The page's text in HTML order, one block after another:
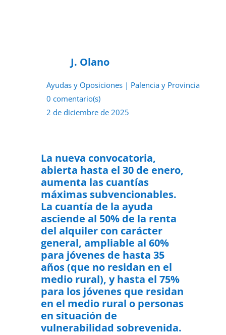
J. Olano
Ayudas y Oposiciones| Palencia y Provincia
0 comentario(s)
2 de diciembre de 2025
La nueva convocatoria,
abierta hasta el 30 de enero,
aumenta las cuantías
máximas subvencionables.
La cuantía de la ayuda
asciende al 50% de la renta
del alquiler con carácter
general, ampliable al 60%
para jóvenes de hasta 35
años (que no residan en el
medio rural), y hasta el 75%
para los jóvenes que residan
en el medio rural o personas
en situación de
vulnerabilidad sobrevenida.